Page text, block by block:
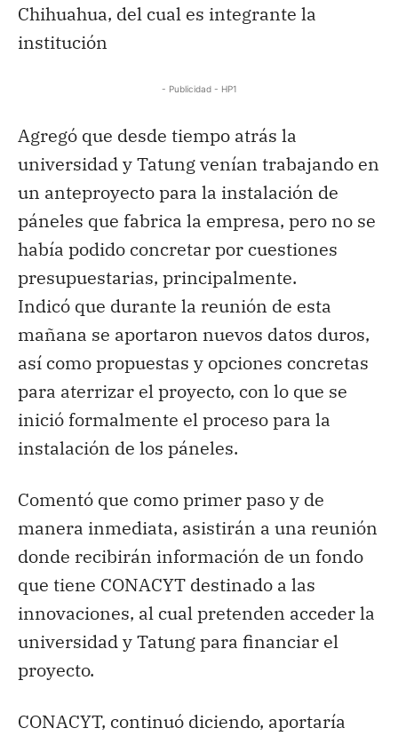
Chihuahua, del cual es integrante la
institución
- Publicidad - HP1
Agregó que desde tiempo atrás la
universidad y Tatung venían trabajando en
un anteproyecto para la instalación de
páneles que fabrica la empresa, pero no se
había podido concretar por cuestiones
presupuestarias, principalmente.
Indicó que durante la reunión de esta
mañana se aportaron nuevos datos duros,
así como propuestas y opciones concretas
para aterrizar el proyecto, con lo que se
inició formalmente el proceso para la
instalación de los páneles.
Comentó que como primer paso y de
manera inmediata, asistirán a una reunión
donde recibirán información de un fondo
que tiene CONACYT destinado a las
innovaciones, al cual pretenden acceder la
universidad y Tatung para financiar el
proyecto.
CONACYT, continuó diciendo, aportaría